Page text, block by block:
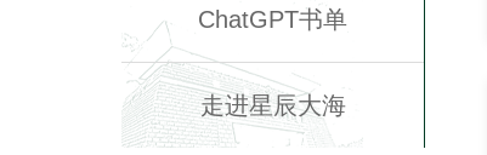
ChatGPT书单
走进星辰大海